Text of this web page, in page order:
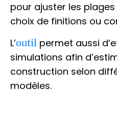
pour ajuster les
choix de finitions ou
L’outil permet aussi
simulations afin
construction selon
modèles.